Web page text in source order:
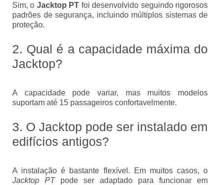
Sim, o Jacktop PT foi desenvolvido seguindo rigorosos
padrões de segurança, incluindo múltiplos sistemas de
proteção.
2. Qual é a capacidade máxima do
Jacktop?
A capacidade pode variar, mas muitos modelos
suportam até 15 passageiros confortavelmente.
3. O Jacktop pode ser instalado em
edifícios antigos?
A instalação é bastante flexível. Em muitos casos, o
Jacktop PTpode ser adaptado para funcionar em